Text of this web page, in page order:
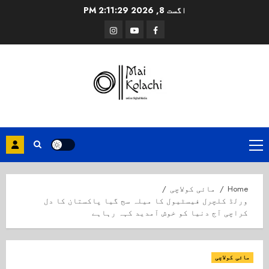
اگست 8, 2026 2:11:30 PM
Facebook
Youtube
Instagram
Primary
Menu
Home
مائی کولاچی
ورلڈ کلچرل فیسٹیول کا میلہ سج گیا پاکستان کا دل
کراچی آج دنیا کو خوش آمدید کہہ رہاہے
مائی کولاچی